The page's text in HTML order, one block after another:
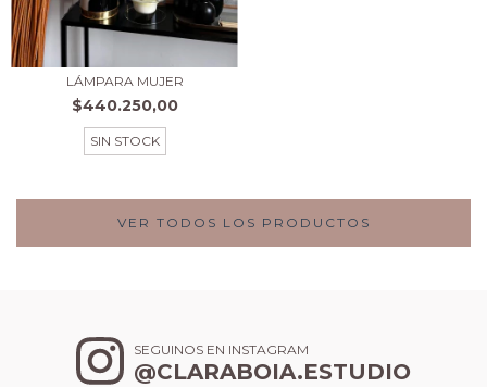
LÁMPARA MUJER
$440.250,00
SIN STOCK
VER TODOS LOS PRODUCTOS
SEGUINOS EN INSTAGRAM
@CLARABOIA.ESTUDIO